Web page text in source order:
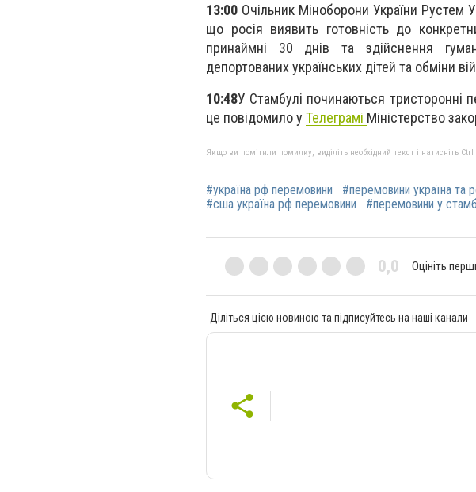
13:00 Очільник Міноборони України Рустем
що росія виявить готовність до
принаймні 30 днів та здійснення
депортованих українських дітей та обміни
10:48У Стамбулі починаються тристоронні
це повідомило у Телеграмі Міністерство
Якщо ви помітили помилку, виділіть необхідний текст і натисніть
#україна рф перемовини #перемовини україна та
#сша україна рф перемовини
#перемовини у
0,0 Оцініть
Діліться цією новиною та підписуйтесь на наші канали